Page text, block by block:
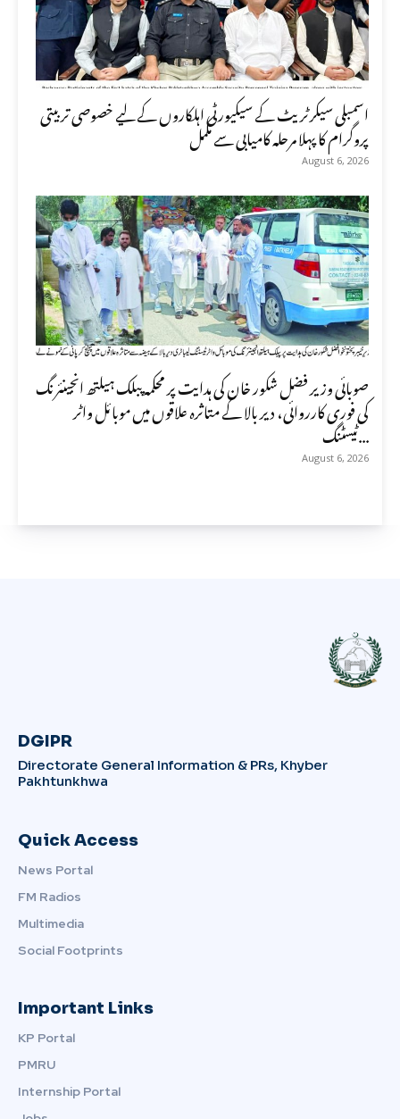
اسمبلی سیکرٹریٹ کے سیکیورٹی اہلکاروں کے لیے خصوصی تربیتی
پروگرام کا پہلا مرحلہ کامیابی سے مکمل
August 6, 2026
صوبائی وزیر فضل شکور خان کی ہدایت پر محکمہ پبلک ہیلتھ انجینئرنگ
کی فوری کارروائی، دیر بالا کے متاثرہ علاقوں میں موبائل واٹر
ٹیسٹنگ...
August 6, 2026
DGIPR
Directorate General Information & PRs, Khyber
Pakhtunkhwa
Quick Access
News Portal
FM Radios
Multimedia
Social Footprints
Important Links
KP Portal
PMRU
Internship Portal